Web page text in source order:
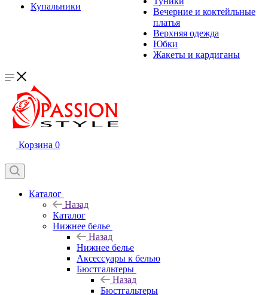
Купальники
Вечерние и коктейльные
платья
Верхняя одежда
Юбки
Жакеты и кардиганы
Корзина 0
Каталог
Назад
Каталог
Нижнее белье
Назад
Нижнее белье
Аксессуары к белью
Бюстгальтеры
Назад
Бюстгальтеры